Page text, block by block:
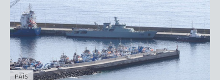
PAÍS